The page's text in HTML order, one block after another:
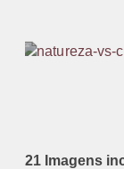
21 Imagens